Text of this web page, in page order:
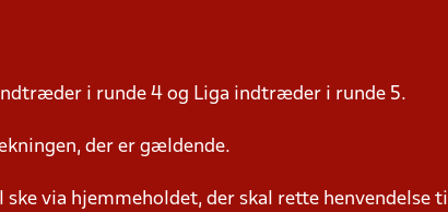
i runde 4 og Liga indtræder i runde 5.
der er gældende.
via hjemmeholdet, der skal rette henvendelse til